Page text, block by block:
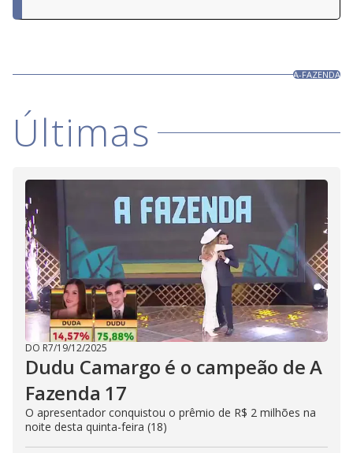
A-FAZENDA
Últimas
DO R7/19/12/2025
Dudu Camargo é o campeão de A
Fazenda 17
O apresentador conquistou o prêmio de R$ 2 milhões na
noite desta quinta-feira (18)